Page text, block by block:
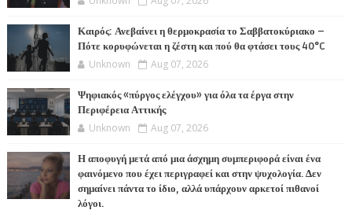
Καιρός: Ανεβαίνει η θερμοκρασία το Σαββατοκύριακο –
Πότε κορυφώνεται η ζέστη και πού θα φτάσει τους 40°C
Unknown Aug 07, 2026
Ψηφιακός «πύργος ελέγχου» για όλα τα έργα στην
Περιφέρεια Αττικής
Unknown Aug 07, 2026
Η αποφυγή μετά από μια άσχημη συμπεριφορά είναι ένα
φαινόμενο που έχει περιγραφεί και στην ψυχολογία. Δεν
σημαίνει πάντα το ίδιο, αλλά υπάρχουν αρκετοί πιθανοί
λόγοι.